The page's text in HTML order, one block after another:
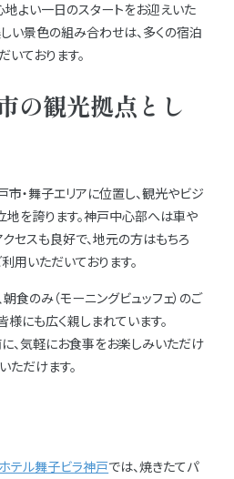
よい一日のスタートをお迎えいた
い景色の組み合わせは、多くの宿泊
ております。
の観光拠点とし
市・舞子エリアに位置し、観光やビジ
地を誇ります。神戸中心部へは車や
セスも良好で、地元の方はもちろ
用いただいております。
食のみ（モーニングビュッフェ）のご
にも広く親しまれています。
、気軽にお食事をお楽しみいただけ
ただけます。
テル舞子ビラ神戸では、焼きたてパ